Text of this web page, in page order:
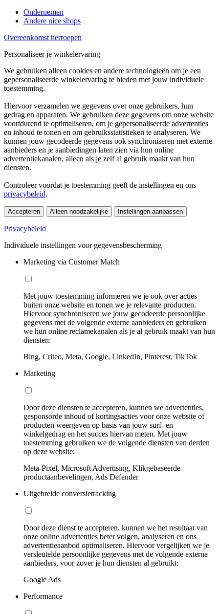
Ondernemen
Andere nice shops
Overeenkomst herroepen
Personaliseer je winkelervaring
We gebruiken alleen cookies en andere technologieën om je een
gepersonaliseerde winkelervaring te bieden met jouw individuele
toestemming.
Hiervoor verzamelen we gegevens over onze gebruikers, hun
gedrag en apparaten. We gebruiken deze gegevens om onze website
voortdurend te optimaliseren, om je gepersonaliseerde advertenties
en inhoud te tonen en om gebruiksstatistieken te analyseren. We
kunnen jouw gecodeerde gegevens ook synchroniseren met externe
aanbieders en je aanbiedingen laten zien via hun online
advertentiekanalen, alleen als je zelf al gebruik maakt van hun
diensten.
Controleer voordat je toestemming geeft de instellingen en ons
privacybeleid.
Accepteren Alleen noodzakelijke Instellingen aanpassen
Privacybeleid
Individuele instellingen voor gegevensbescherming
Marketing via Customer Match
Met jouw toestemming informeren we je ook over acties
buiten onze website en tonen we je relevante producten.
Hiervoor synchroniseren we jouw gecodeerde persoonlijke
gegevens met de volgende externe aanbieders en gebruiken
we hun online reclamekanalen als je al gebruik maakt van hun
diensten:
Bing, Criteo, Meta, Google, LinkedIn, Pinterest, TikTok
Marketing
Door deze diensten te accepteren, kunnen we advertenties,
gesponsorde inhoud of kortingsacties voor onze website of
producten weergeven op basis van jouw surf- en
winkelgedrag en het succes hiervan meten. Met jouw
toestemming gebruiken we de volgende diensten van derden
op deze website:
Meta-Pixel, Microsoft Advertising, Klikgebaseerde
productaanbevelingen, Ads Defender
Uitgebreide conversietracking
Door deze dienst te accepteren, kunnen we het resultaat van
onze online advertenties beter volgen, analyseren en ons
advertentieaanbod optimaliseren. Hiervoor vergelijken we je
versleutelde persoonlijke gegevens met de volgende externe
aanbieders, voor zover je hun diensten al gebruikt:
Google Ads
Performance